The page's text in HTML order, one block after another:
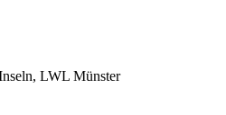
LWL Münster